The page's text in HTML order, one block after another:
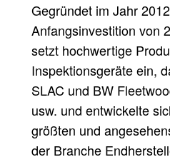
Gegründet im Jahr
Anfangsinvestition von
setzt hochwertige
Inspektionsgeräte ein,
SLAC und BW
usw. und entwickelte
größten und
der Branche